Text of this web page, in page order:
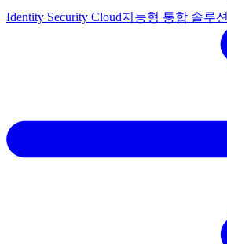
Identity Security Cloud지능형 통합 솔루션